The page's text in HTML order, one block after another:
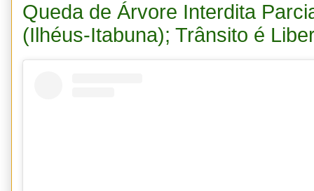
Queda de Árvore Interdita
(Ilhéus-Itabuna); Trânsito é